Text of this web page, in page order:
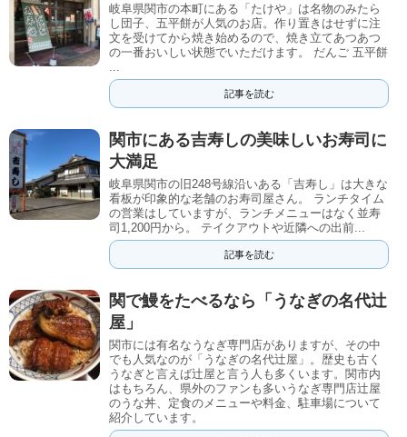
岐阜県関市の本町にある「たけや」は名物のみたら
し団子、五平餅が人気のお店。作り置きはせずに注
文を受けてから焼き始めるので、焼き立てあつあつ
の一番おいしい状態でいただけます。 だんご 五平餅
記事を読む
関市にある吉寿しの美味しいお寿司に
大満足
岐阜県関市の旧248号線沿いある「吉寿し」は大きな
看板が印象的な老舗のお寿司屋さん。 ランチタイム
の営業はしていますが、ランチメニューはなく並寿
司1,200円から。 テイクアウトや近隣への出前...
記事を読む
関で鰻をたべるなら「うなぎの名代辻
屋」
関市には有名なうなぎ専門店がありますが、その中
でも人気なのが「うなぎの名代辻屋」。歴史も古く
うなぎと言えば辻屋と言う人も多くいます。関市内
はもちろん、県外のファンも多いうなぎ専門店辻屋
のうな丼、定食のメニューや料金、駐車場について
紹介しています。